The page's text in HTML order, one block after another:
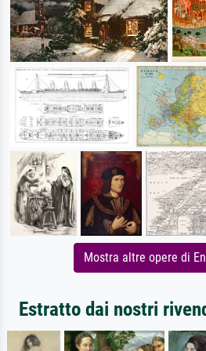
Mostra altre opere di
Estratto dai nostri